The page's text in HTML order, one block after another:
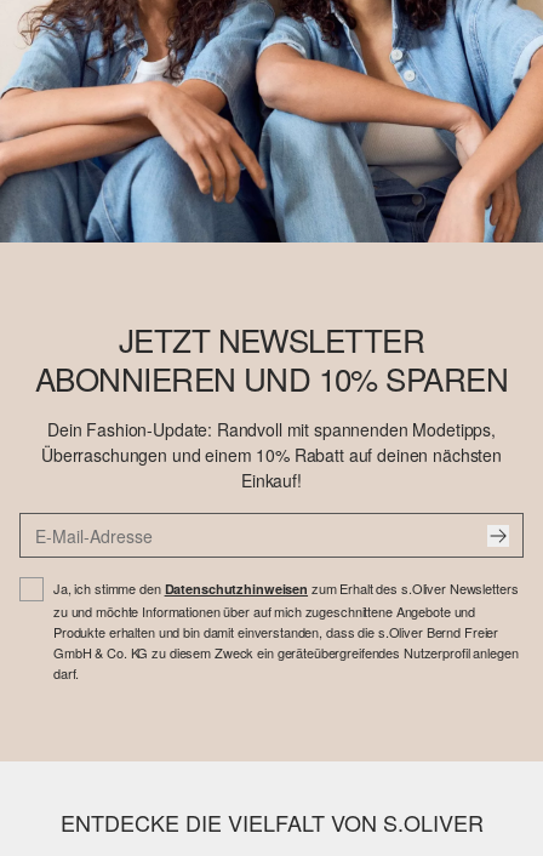
JETZT NEWSLETTER
ABONNIEREN UND 10% SPAREN
Dein Fashion-Update: Randvoll mit spannenden Modetipps,
Überraschungen und einem 10% Rabatt auf deinen nächsten
Einkauf!
Ja, ich stimme den Datenschutzhinweisen zum Erhalt des s.Oliver Newsletters
zu und möchte Informationen über auf mich zugeschnittene Angebote und
Produkte erhalten und bin damit einverstanden, dass die s.Oliver Bernd Freier
GmbH & Co. KG zu diesem Zweck ein geräteübergreifendes Nutzerprofil anlegen
darf.
ENTDECKE DIE VIELFALT VON S.OLIVER